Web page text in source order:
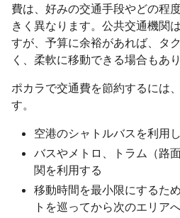
費は、好みの交通手段やどの程
きく異なります。公共交通機関
すが、予算に余裕があれば、タ
く、柔軟に移動できる場合もあり
ポカラで交通費を節約するには
す。
空港のシャトルバスを利用
バスやメトロ、トラム（路
関を利用する
移動時間を最小限にするた
トを巡ってから次のエリア